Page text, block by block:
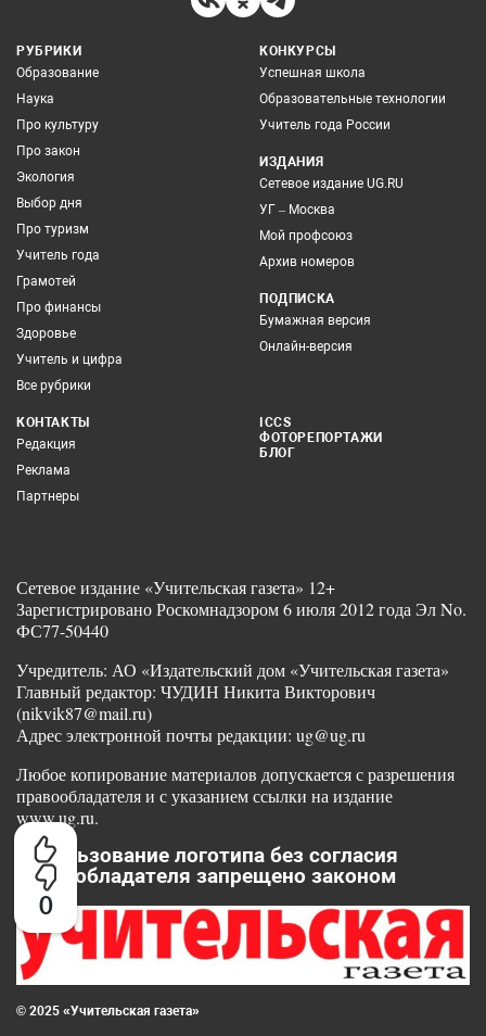
0
РУБРИКИ
Образование
Наука
Про культуру
Про закон
Экология
Выбор дня
Про туризм
Учитель года
Грамотей
Про финансы
Здоровье
Учитель и цифра
Все рубрики
КОНКУРСЫ
Успешная школа
Образовательные технологии
Учитель года России
ИЗДАНИЯ
Сетевое издание UG.RU
УГ – Москва
Мой профсоюз
Архив номеров
ПОДПИСКА
Бумажная версия
Онлайн-версия
КОНТАКТЫ
Редакция
Реклама
Партнеры
ICCS
ФОТОРЕПОРТАЖИ
БЛОГ
Сетевое издание «Учительская газета» 12+
Зарегистрировано Роскомнадзором 6 июля 2012 года Эл No.
ФС77-50440
Учредитель: АО «Издательский дом «Учительская газета»
Главный редактор: ЧУДИН Никита Викторович
(nikvik87@mail.ru)
Адрес электронной почты редакции: ug@ug.ru
Любое копирование материалов допускается с разрешения
правообладателя и с указанием ссылки на издание
www.ug.ru.
Использование логотипа без согласия
правообладателя запрещено законом
© 2025 «Учительская газета»